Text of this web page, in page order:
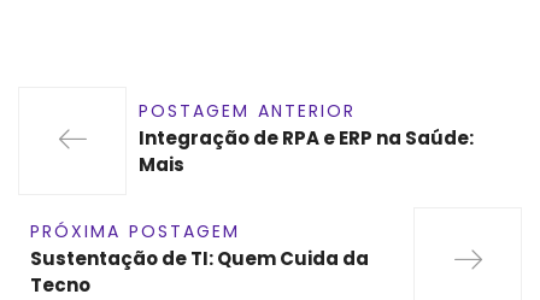
POSTAGEM ANTERIOR
Integração de RPA e ERP na Saúde:
Mais
PRÓXIMA POSTAGEM
Sustentação de TI: Quem Cuida da
Tecno